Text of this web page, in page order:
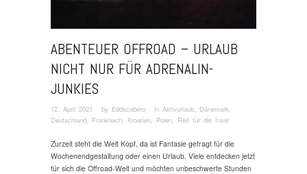
ABENTEUER OFFROAD – URLAUB
NICHT NUR FÜR ADRENALIN-
JUNKIES
12. April 2021 · by Eddscabero · in Aktivurlaub Dänemark
Deutschland
Frankreich Kroatien Polen Reif für die Insel
Zurzeit steht die Welt Kopf, da ist Fantasie gefragt für die
Wochenendgestaltung oder einen Urlaub. Viele entdecken jetzt
für sich die Offroad-Welt und möchten unbeschwerte Stunden